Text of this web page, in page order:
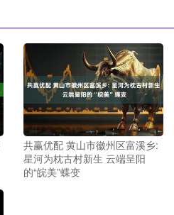
共赢优配 黄山市徽州区富溪乡:
星河为枕古村新生 云端呈阳
的“皖美”蝶变